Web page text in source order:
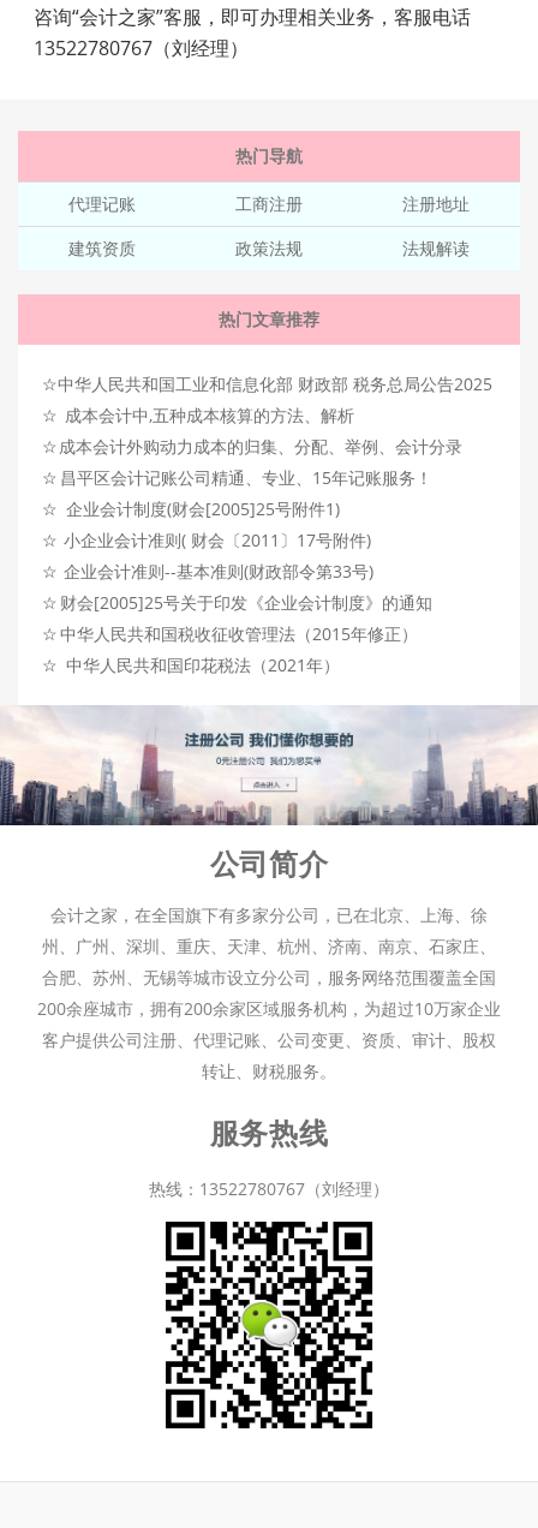
咨询“会计之家”客服，即可办理相关业务，客服电话
13522780767（刘经理）
热门导航
代理记账 工商注册
注册地址
建筑资质
政策法规 法规解读
热门文章推荐
☆中华人民共和国工业和信息化部 财政部 税务总局公告2025
年第25号关于调整享受车船税优惠的节能 新能源汽车产品
技术要求的公告
☆ 成本会计中,五种成本核算的方法、解析
☆ 成本会计外购动力成本的归集、分配、举例、会计分录
☆ 昌平区会计记账公司精通、专业、15年记账服务！
☆ 企业会计制度(财会[2005]25号附件1)
☆ 小企业会计准则( 财会〔2011〕17号附件)
☆ 企业会计准则--基本准则(财政部令第33号)
☆ 财会[2005]25号关于印发《企业会计制度》的通知
☆ 中华人民共和国税收征收管理法（2015年修正）
☆ 中华人民共和国印花税法（2021年）
公司简介
会计之家，在全国旗下有多家分公司，已在北京、上海、徐
州、广州、深圳、重庆、天津、杭州、济南、南京、石家庄、
合肥、苏州、无锡等城市设立分公司，服务网络范围覆盖全国
200余座城市，拥有200余家区域服务机构，为超过10万家企业
客户提供公司注册、代理记账、公司变更、资质、审计、股权
转让、财税服务。
服务热线
热线：13522780767（刘经理）